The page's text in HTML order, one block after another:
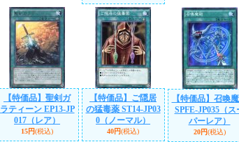
【特価品】聖剣ガ
ラティーン EP13-JP
017（レア）
15円(税込)
【特価品】ご隠居
の猛毒薬 ST14-JP03
0（ノーマル）
40円(税込)
【特価品】召喚
SPFE-JP035（ス
パーレア）
20円(税込)